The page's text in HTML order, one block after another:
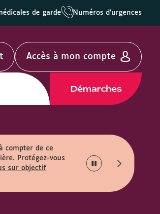
de garde Numéros d'urgences
Accès à mon compte
Démarches
compter de ce
Protégez-vous
sur objectif